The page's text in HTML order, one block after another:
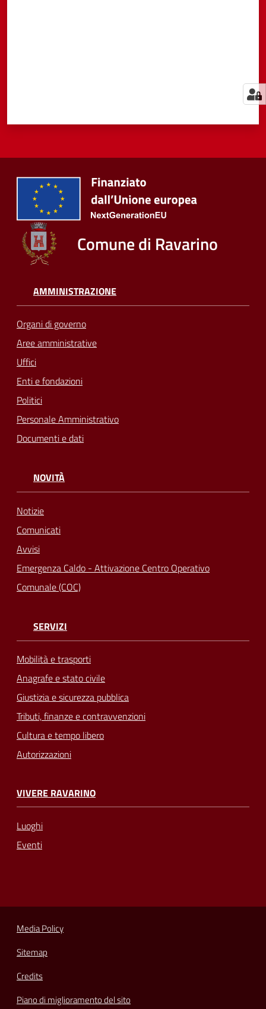
Comune di Ravarino
AMMINISTRAZIONE
Organi di governo
Aree amministrative
Uffici
Enti e fondazioni
Politici
Personale Amministrativo
Documenti e dati
NOVITÀ
Notizie
Comunicati
Avvisi
Emergenza Caldo - Attivazione Centro Operativo
Comunale (COC)
SERVIZI
Mobilità e trasporti
Anagrafe e stato civile
Giustizia e sicurezza pubblica
Tributi, finanze e contravvenzioni
Cultura e tempo libero
Autorizzazioni
VIVERE RAVARINO
Luoghi
Eventi
Media Policy
Sitemap
Credits
Piano di miglioramento del sito